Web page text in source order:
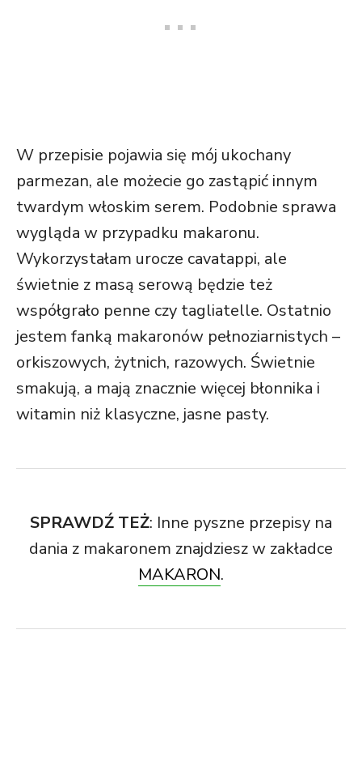
W przepisie pojawia się mój ukochany
parmezan, ale możecie go zastąpić innym
twardym włoskim serem. Podobnie sprawa
wygląda w przypadku makaronu.
Wykorzystałam urocze cavatappi, ale
świetnie z masą serową będzie też
współgrało penne czy tagliatelle. Ostatnio
jestem fanką makaronów pełnoziarnistych –
orkiszowych, żytnich, razowych. Świetnie
smakują, a mają znacznie więcej błonnika i
witamin niż klasyczne, jasne pasty.
SPRAWDŹ TEŻ: Inne pyszne przepisy na
dania z makaronem znajdziesz w zakładce
MAKARON.